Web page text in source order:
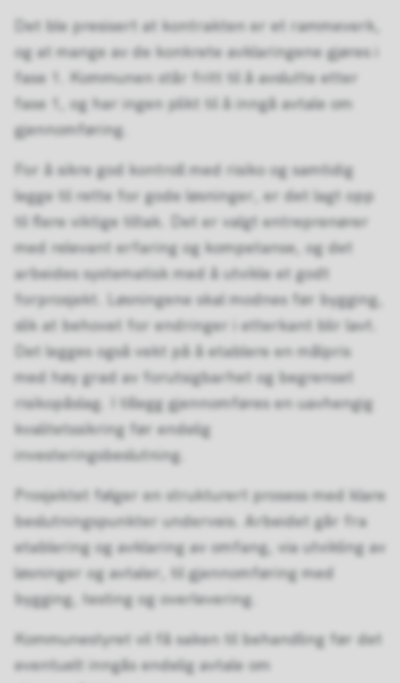
Det ble presisert at kontrakten er et rammeverk,
og at mange av de konkrete avklaringene gjøres i
fase 1. Kommunen står fritt til å avslutte etter
fase 1, og har ingen plikt til å inngå avtale om
gjennomføring.
For å sikre god kontroll med risiko og samtidig
legge til rette for gode løsninger, er det lagt opp
til flere viktige tiltak. Det er valgt entreprenører
med relevant erfaring og kompetanse, og det
arbeides systematisk med å utvikle et godt
forprosjekt. Løsningene skal modnes før bygging,
slik at behovet for endringer i etterkant blir lavt.
Det legges også vekt på å etablere en målpris
med høy grad av forutsigbarhet og begrenset
risikopåslag. I tillegg gjennomføres en uavhengig
kvalitetssikring før endelig
investeringsbeslutning.
Prosjektet følger en strukturert prosess med klare
beslutningspunkter underveis. Arbeidet går fra
etablering og avklaring av omfang, via utvikling av
løsninger og avtaler, til gjennomføring med
bygging, testing og overlevering.
Kommunestyret vil få saken til behandling før det
eventuelt inngås endelig avtale om